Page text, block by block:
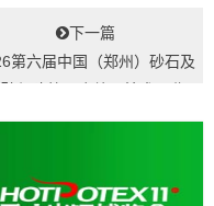
下一篇
第六届中国（郑州）砂石及
会...